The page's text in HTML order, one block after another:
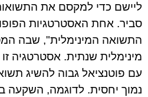
ליישם כדי למקסם את
סביר. אחת האסטרטגיות
התשואה המינימלית", שבה
מינימלית שנתית. אסטרטגיה
עם פוטנציאל גבוה להשיג
נמוך יחסית. לדוגמה, השקעה